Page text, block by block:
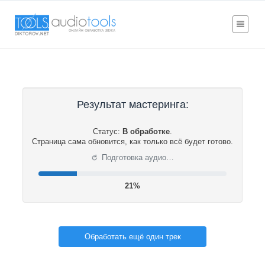
Результат мастеринга:
Статус: В обработке.
Страница сама обновится, как только всё будет готово.
⟳ Подготовка аудио…
21%
Обработать ещё один трек